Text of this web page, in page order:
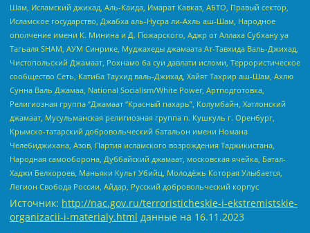
Шам, Исламский джихад, Аль-Каида, Имарат Кавказ, АБТО, Правый сектор,
Исламское государство, Джабха аль-Нусра ли-Ахль аш-Шам, Народное
ополчение имени К. Минина и Д. Пожарского, Аджр от Аллаха Субхану уа
Тагьаля SHAM, АУМ Синрике, Муджахеды джамаата Ат-Тавхида Валь-Джихад,
Чистопольский Джамаат, Рохнамо ба суи давлати исломи, Террористическое
сообщество Сеть, Катиба Таухид валь-Джихад, Хайят Тахрир аш-Шам, Ахлю
Сунна Валь Джамаа, National Socialism/White Power, Артподготовка,
Религиозная группа “Джамаат “Красный пахарь”, Колумбайн, Хатлонский
джамаат, Мусульманская религиозная группа п. Кушкуль г. Оренбург,
Крымско-татарский добровольческий батальон имени Номана
Челебиджихана, Азов, Партия исламского возрождения Таджикистана,
Народная самооборона, Дуббайский джамаат, московская ячейка, Батал-
Хаджи Белхороев, Маньяки Культ Убийц, Молодёжь Которая Улыбается,
Легион Свобода России, Айдар, Русский добровольческий корпус
Источник: http://nac.gov.ru/terroristicheskie-i-ekstremistskie-
organizacii-i-materialy.html данные на 16.11.2023